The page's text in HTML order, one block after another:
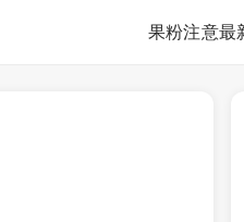
果粉注意最